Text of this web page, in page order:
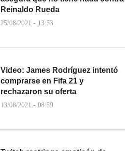
Reinaldo Rueda
25/08/2021 - 13:53
Video: James Rodríguez intentó
comprarse en Fifa 21 y
rechazaron su oferta
13/08/2021 - 08:59